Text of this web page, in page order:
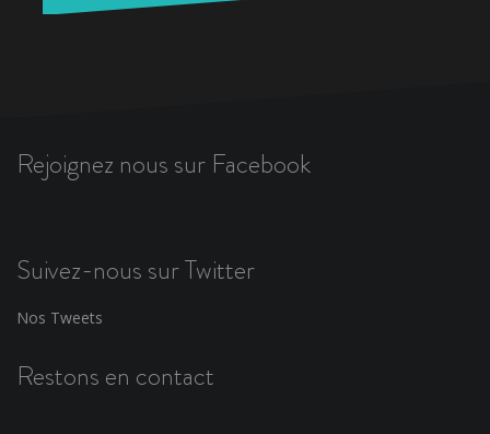
Rejoignez nous sur Facebook
Suivez-nous sur Twitter
Nos Tweets
Restons en contact